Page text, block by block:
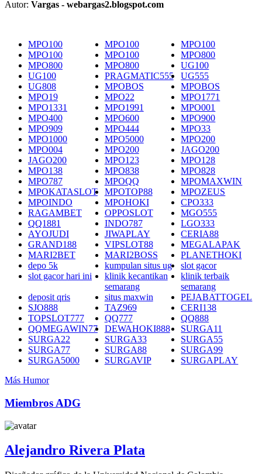
Autor: Vargas - webargas2.blogspot.com
MPO100 MPO100
MPO100
MPO100
MPO100
MPO800
MPO800
MPO800
UG100
UG100
PRAGMATIC555
UG555
UG808
MPOBOS
MPOBOS
MPO19
MPO22
MPO1771
MPO1331
MPO1991
MPO001
MPO400
MPO600
MPO900
MPO909
MPO444
MPO33
MPO1000
MPO5000
MPO200
MPO004
MPO200
JAGO200
JAGO200
MPO123
MPO128
MPO138
MPO838
MPO828
MPO787
MPOQQ
MPOMAXWIN
MPOKATASLOT
MPOTOP88
MPOZEUS
MPOINDO
MPOHOKI
CPO333
RAGAMBET
OPPOSLOT
MGO555
QQ1881
INDO787
LGO333
AYOJUDI
JIWAPLAY
CERIA88
GRAND188
VIPSLOT88
MEGALAPAK
MARI2BET
MARI2BOSS
PLANETHOKI
depo 5k
kumpulan situs ug
slot gacor
slot gacor hari ini
klinik kecantikan
semarang
klinik terbaik
semarang
deposit qris
situs maxwin
PEJABATTOGEL
SJO888
TAZ969
CERI138
TOPSLOT777
QQ777
QQ888
QQMEGAWIN77
DEWAHOKI888
SURGA11
SURGA22
SURGA33
SURGA55
SURGA77
SURGA88
SURGA99
SURGA5000
SURGAVIP
SURGAPLAY
Más Humor
Miembros ADG
Alejandro Rivera Plata